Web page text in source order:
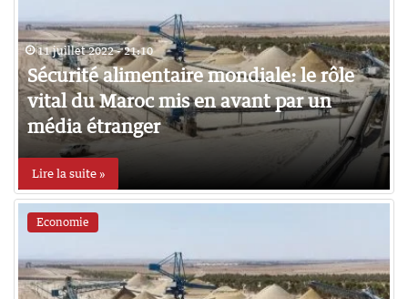
11 juillet 2022 - 21:10
Sécurité alimentaire mondiale: le rôle
vital du Maroc mis en avant par un
média étranger
Lire la suite »
Economie